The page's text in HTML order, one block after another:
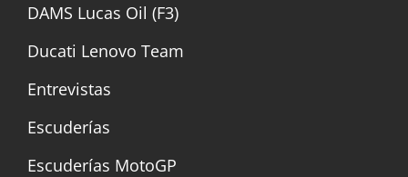
DAMS Lucas Oil (F3)
Ducati Lenovo Team
Entrevistas
Escuderías
Escuderías MotoGP